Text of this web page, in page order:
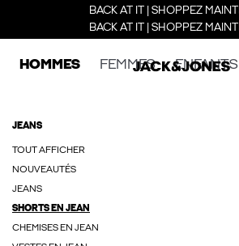
BACK AT IT | SHOPPEZ
BACK AT IT | SHOPPEZ
HOMMES FEMMES ENFANTS
JEANS
TOUT AFFICHER
NOUVEAUTÉS
JEANS
SHORTS EN JEAN
CHEMISES EN JEAN